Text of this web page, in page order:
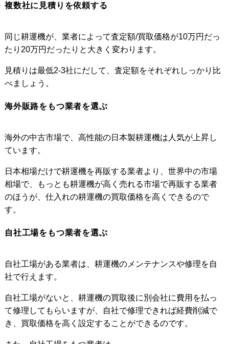
複数社に見積りを依頼する
同じ耕運機が、業者によって査定額/買取価格が10万円だっ
たり20万円だったりと大きく変わります。
見積りは最低2-3社にだして、査定額をそれぞれしっかり比
べましょう。
海外販路をもつ業者を選ぶ
海外の中古市場で、高性能の日本製耕運機は人気が上昇し
ています。
日本相場だけで耕運機を再販する業者より、世界中の市場
相場で、もっとも耕運機が高く売れる市場で再販する業者
のほうが、仕入れの耕運機の買取価格を高くできるので
す。
自社工場をもつ業者を選ぶ
自社工場がある業者は、耕運機のメンテナンスや修理を自
社で行えます。
自社工場がないと、耕運機の買取後に別会社に費用を払っ
て修理してもらいますが、自社で修理できれば経費削減で
き、買取価格を高く設定することができるのです。